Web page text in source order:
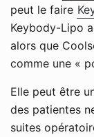
peut le faire
Keybody-Lipo
alors que
comme une «
Elle peut être
des patientes
suites